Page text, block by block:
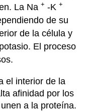
La Na+ -K+
de su
de la célula y
El proceso
el interior de la
afinidad por los
a la proteína.